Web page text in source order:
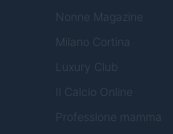
Nonne Magazine
Milano Cortina
Luxury Club
Il Calcio Online
Professione mamma